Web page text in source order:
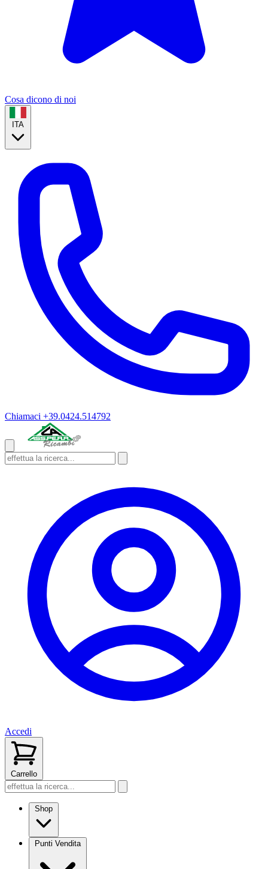
Cosa dicono di noi
ITA
Chiamaci +39.0424.514792
Accedi
Carrello
Shop
Punti Vendita